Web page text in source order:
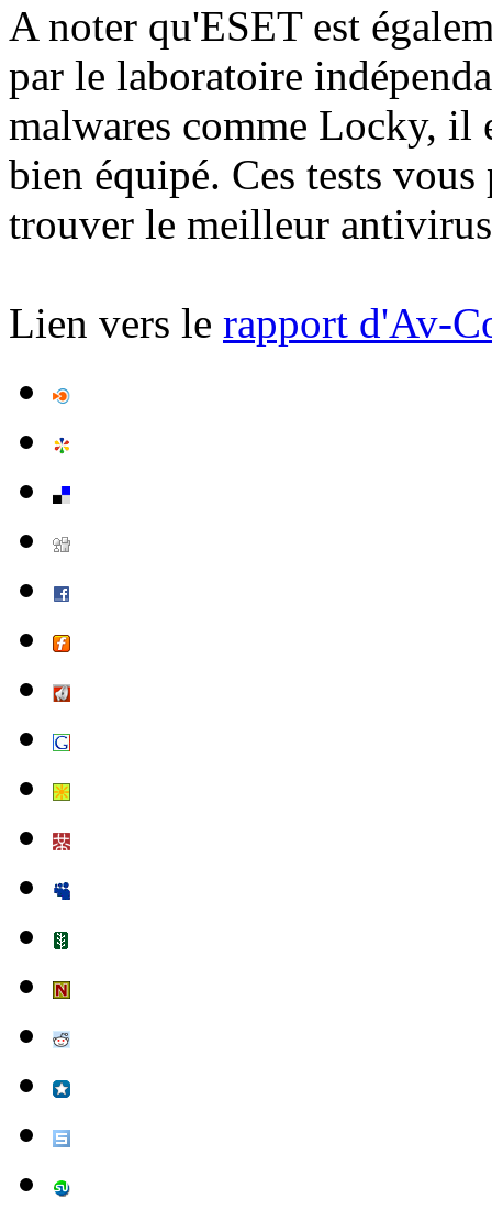
A noter qu'ESET est
par le laboratoire
malwares comme Locky, il
bien équipé. Ces tests
trouver le meilleur
Lien vers le rapport d'Av-